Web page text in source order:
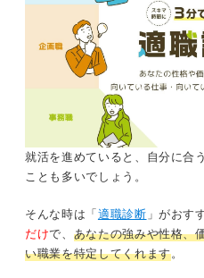
就活を進めていると、自分に合
ことも多いでしょう。
そんな時は「 適職診断 」がおす
だけで、 あなたの強みや性格、
い職業を特定してくれます。